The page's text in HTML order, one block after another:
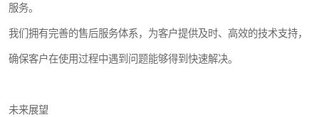
服务。
我们拥有完善的售后服务体系，为客户提供及时、高效的技术支持，
确保客户在使用过程中遇到问题能够得到快速解决。
未来展望